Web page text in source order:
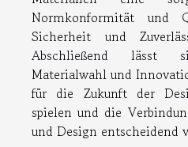
Normkonformität und
Sicherheit und
Abschließend lässt
Materialwahl und
für die Zukunft der
spielen und die
und Design entscheidend